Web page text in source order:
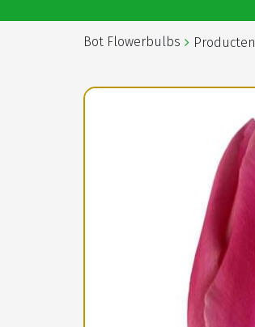
Bot Flowerbulbs Producten